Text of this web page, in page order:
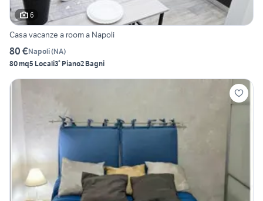
6
Casa vacanze a room a Napoli
80 €Napoli(NA)
80 mq5 Locali3° Piano2 Bagni